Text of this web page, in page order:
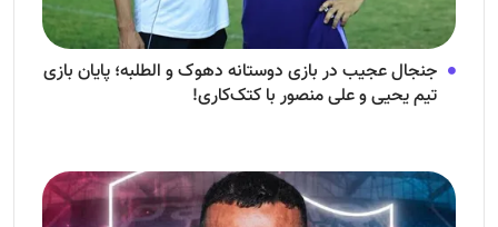
جنجال عجیب در بازی دوستانه دهوک و الطلبه؛ پایان بازی
تیم یحیی و علی منصور با کتک‌کاری!